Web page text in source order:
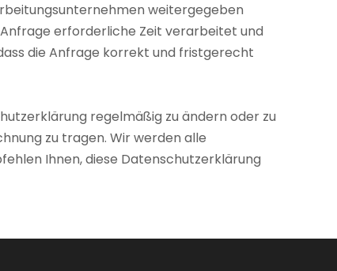
weitergegeben
erforderliche Zeit verarbeitet und
die Anfrage korrekt und fristgerecht
regelmäßig zu ändern oder zu
zu tragen. Wir werden alle
Ihnen, diese Datenschutzerklärung